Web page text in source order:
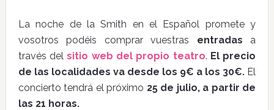
La noche de la Smith en el Español promete y
vosotros podéis comprar vuestras entradas a
través delsitio web del propio teatro. El precio
de las localidades va desde los 9€ a los 30€. El
concierto tendrá el próximo 25 de julio, a partir de
las 21 horas.